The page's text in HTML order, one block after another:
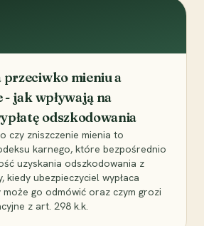
mieniu a
- jak wpływają na
odszkodowania
czy zniszczenie mienia to
karnego, które bezpośrednio
uzyskania odszkodowania z
kiedy ubezpieczyciel wypłaca
może go odmówić oraz czym grozi
z art. 298 k.k.